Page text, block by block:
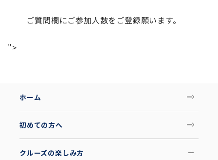
ご質問欄にご参加人数をご登録願います。
">
ホーム
初めての方へ
クルーズの楽しみ方